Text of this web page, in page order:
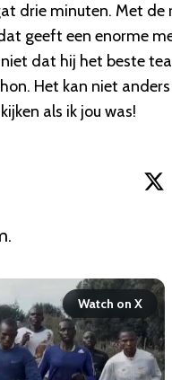
drie minuten. Met de
geeft een enorme
dat hij het beste
Het kan niet
als ik jou was!
Watch on X